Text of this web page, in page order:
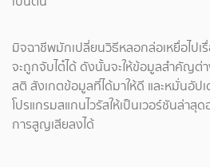
มิจฉาชีพมักเปลี่ยนวิธีหลอกล่อเหยื่อไปเ
จะถูกจับไต๋ได้ ดังนั้นจะให้ข้อมูลสำคัญต่
สติ สังเกตข้อมูลที่ได้มาให้ดี และหมั่นอัป
โปรแกรมสแกนไวรัสให้เป็นเวอร์ชันล่าสุ
การสูญเสียลงได้